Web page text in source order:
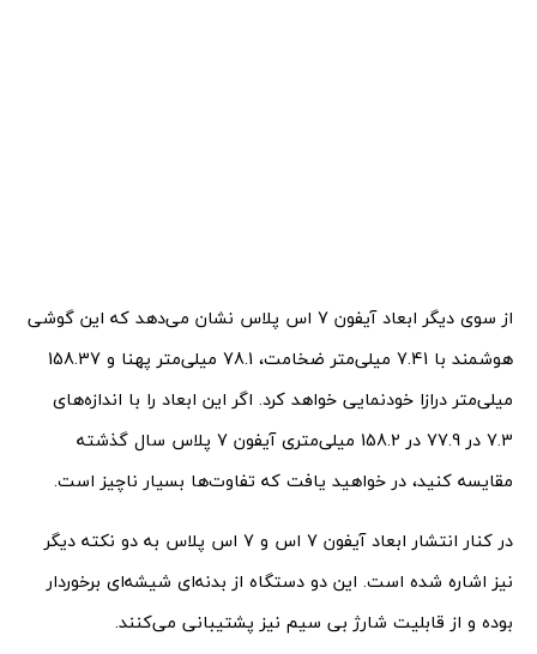
از سوی دیگر ابعاد آیفون 7 اس پلاس نشان می‌دهد که این گوشی
هوشمند با 7.41 میلی‌متر ضخامت، 78.1 میلی‌متر پهنا و 158.37
میلی‌متر درازا خودنمایی خواهد کرد. اگر این ابعاد را با اندازه‌های
7.3 در 77.9 در 158.2 میلی‌متری آیفون 7 پلاس سال گذشته
مقایسه کنید، در خواهید یافت که تفاوت‌ها بسیار ناچیز است.
در کنار انتشار ابعاد آیفون 7 اس و 7 اس پلاس به دو نکته دیگر
نیز اشاره شده است. این دو دستگاه از بدنه‌ای شیشه‌ای برخوردار
بوده و از قابلیت شارژ بی سیم نیز پشتیبانی می‌کنند.